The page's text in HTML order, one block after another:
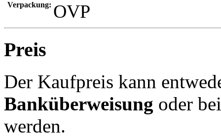
Verpackung: OVP
Preis
Der Kaufpreis kann
Banküberweisung oder
werden.